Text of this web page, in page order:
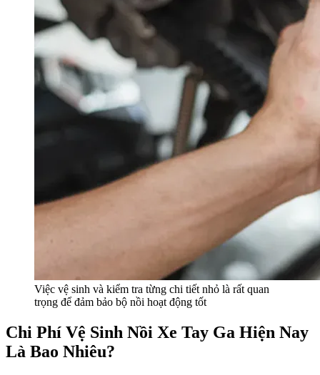
Việc vệ sinh và kiểm tra từng chi tiết nhỏ là rất quan
trọng để đảm bảo bộ nồi hoạt động tốt
Chi Phí Vệ Sinh Nồi Xe Tay Ga Hiện Nay
Là Bao Nhiêu?